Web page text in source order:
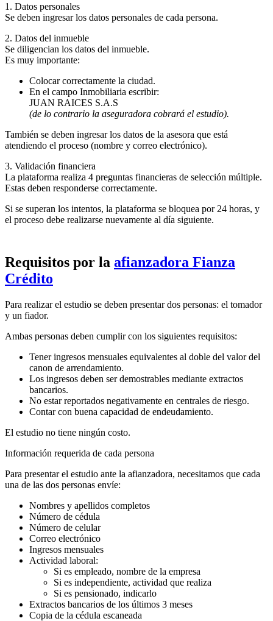
1. Datos personales
Se deben ingresar los datos personales de cada persona.
2. Datos del inmueble
Se diligencian los datos del inmueble.
Es muy importante:
Colocar correctamente la ciudad.
En el campo Inmobiliaria escribir:
JUAN RAICES S.A.S
(de lo contrario la aseguradora cobrará el estudio).
También se deben ingresar los datos de la asesora que está
atendiendo el proceso (nombre y correo electrónico).
3. Validación financiera
La plataforma realiza 4 preguntas financieras de selección múltiple.
Estas deben responderse correctamente.
Si se superan los intentos, la plataforma se bloquea por 24 horas, y
el proceso debe realizarse nuevamente al día siguiente.
Requisitos por la afianzadora Fianza
Crédito
Para realizar el estudio se deben presentar dos personas: el tomador
y un fiador.
Ambas personas deben cumplir con los siguientes requisitos:
Tener ingresos mensuales equivalentes al doble del valor del
canon de arrendamiento.
Los ingresos deben ser demostrables mediante extractos
bancarios.
No estar reportados negativamente en centrales de riesgo.
Contar con buena capacidad de endeudamiento.
El estudio no tiene ningún costo.
Información requerida de cada persona
Para presentar el estudio ante la afianzadora, necesitamos que cada
una de las dos personas envíe:
Nombres y apellidos completos
Número de cédula
Número de celular
Correo electrónico
Ingresos mensuales
Actividad laboral:
Si es empleado, nombre de la empresa
Si es independiente, actividad que realiza
Si es pensionado, indicarlo
Extractos bancarios de los últimos 3 meses
Copia de la cédula escaneada